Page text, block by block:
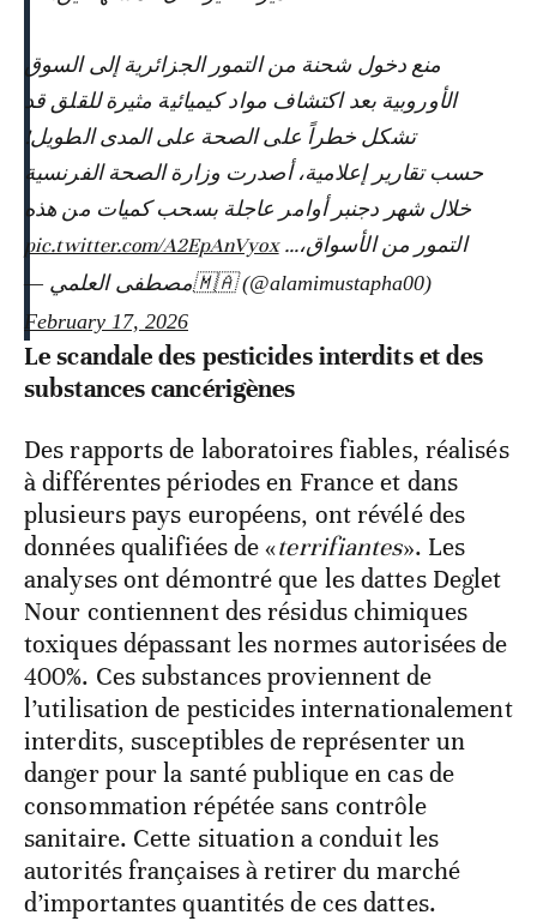
منع دخول شحنة من التمور الجزائرية إلى السوق
الأوروبية بعد اكتشاف مواد كيميائية مثيرة للقلق قد
تشكل خطراً على الصحة على المدى الطويل!
حسب تقارير إعلامية، أصدرت وزارة الصحة الفرنسية
خلال شهر دجنبر أوامر عاجلة بسحب كميات من هذه
التمور من الأسواق،…pic.twitter.com/A2EpAnVyox
— مصطفى العلمي🇲🇦 (@alamimustapha00)
February 17, 2026
Le scandale des pesticides interdits et des
substances cancérigènes
Des rapports de laboratoires fiables, réalisés
à différentes périodes en France et dans
plusieurs pays européens, ont révélé des
données qualifiées de «terrifiantes». Les
analyses ont démontré que les dattes Deglet
Nour contiennent des résidus chimiques
toxiques dépassant les normes autorisées de
400%. Ces substances proviennent de
l’utilisation de pesticides internationalement
interdits, susceptibles de représenter un
danger pour la santé publique en cas de
consommation répétée sans contrôle
sanitaire. Cette situation a conduit les
autorités françaises à retirer du marché
d’importantes quantités de ces dattes.